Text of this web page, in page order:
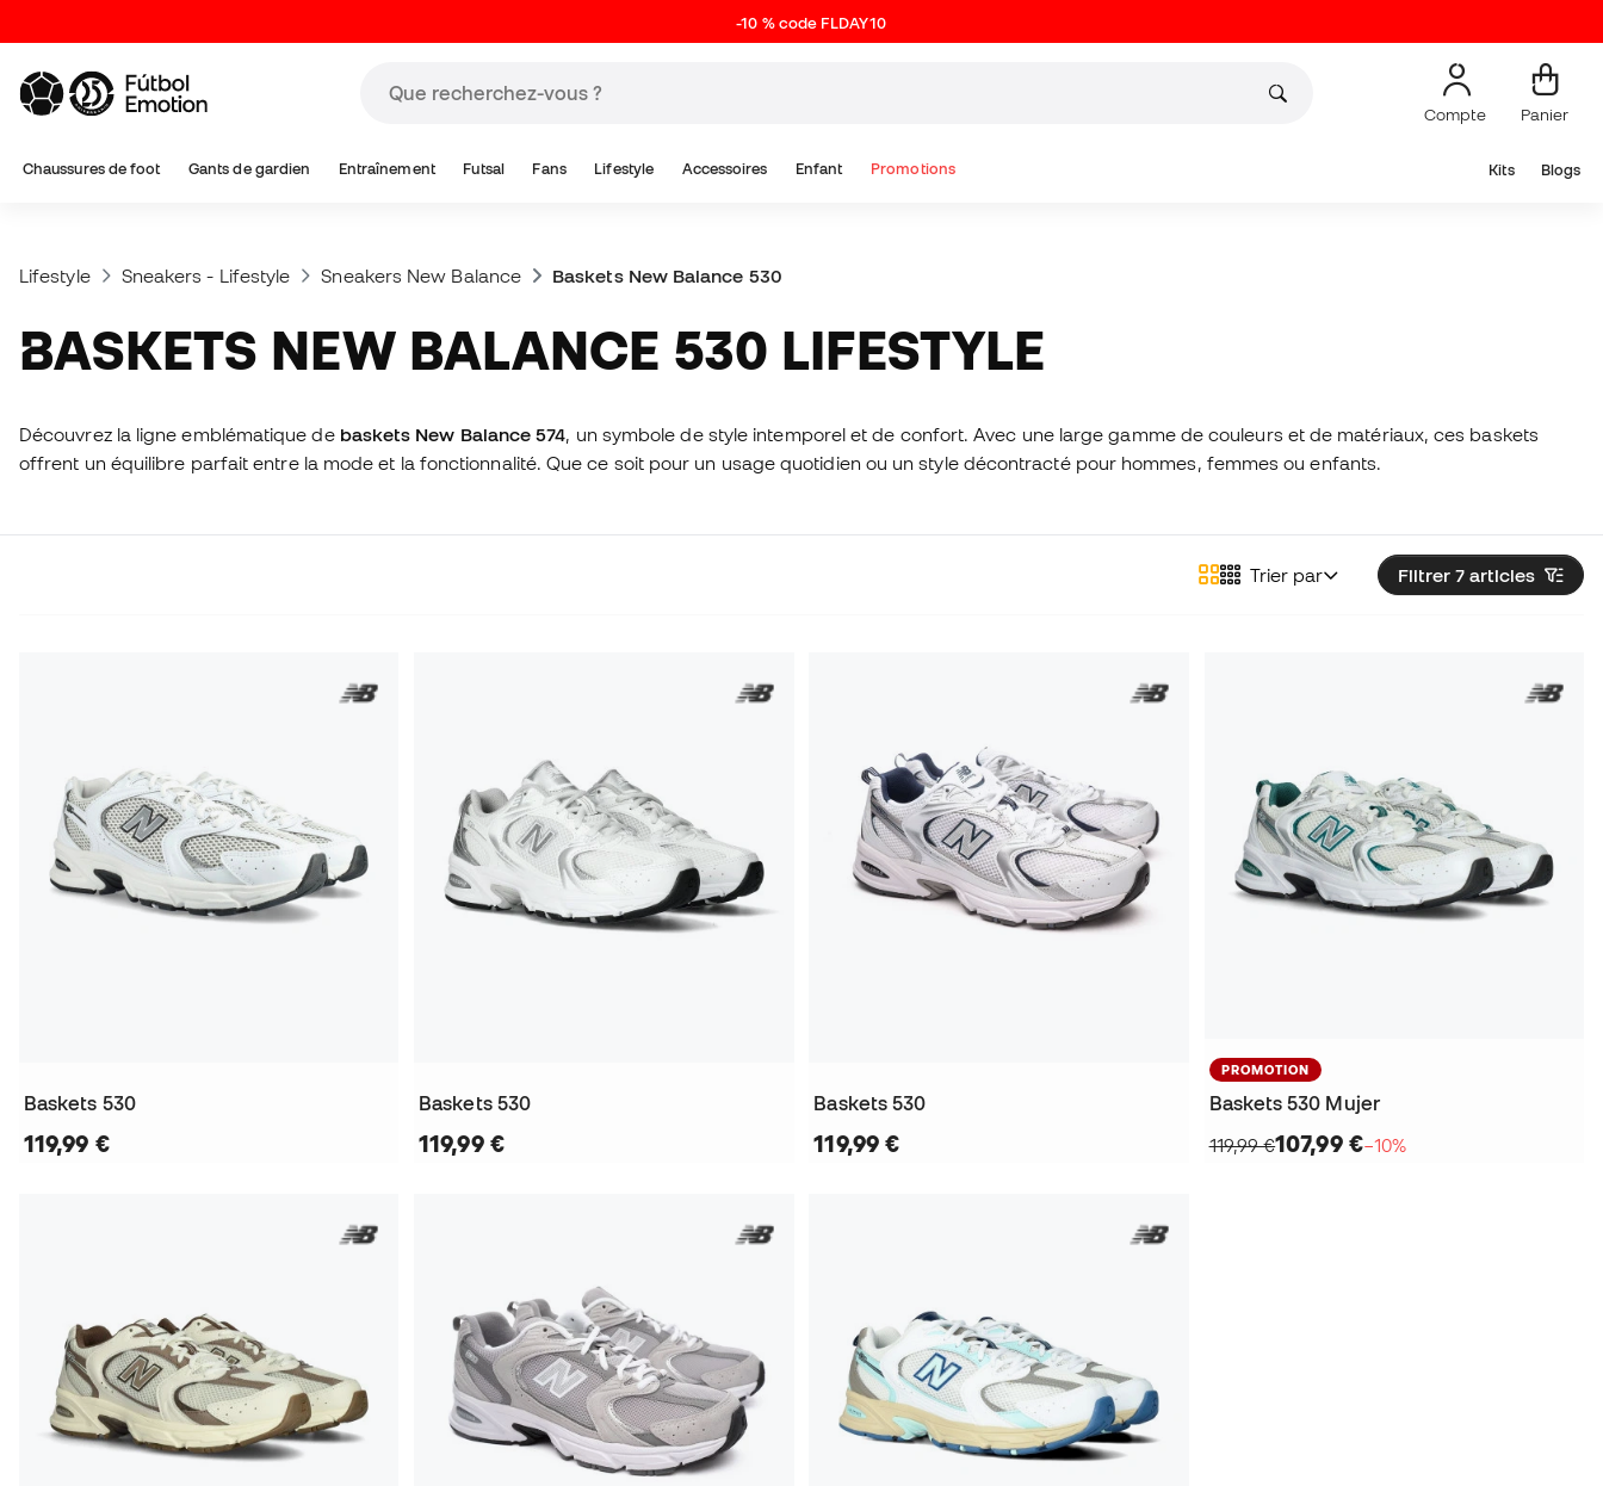
-10 % code FLDAY10
Compte Panier
Chaussures de foot Gants de gardien Entraînement Futsal Fans Lifestyle Accessoires Enfant Promotions Kits Blogs
Lifestyle Sneakers - Lifestyle Sneakers New Balance Baskets New Balance 530
BASKETS NEW BALANCE 530 LIFESTYLE
Découvrez la ligne emblématique de baskets New Balance 574, un symbole de style intemporel et de confort. Avec une large gamme de couleurs et de matériaux, ces baskets
offrent un équilibre parfait entre la mode et la fonctionnalité. Que ce soit pour un usage quotidien ou un style décontracté pour hommes, femmes ou enfants.
Filtrer 7 articles
Trier par
Baskets 530
119,99 €
Baskets 530
119,99 €
Baskets 530
119,99 €
PROMOTION
Baskets 530 Mujer
119,99 €107,99 €−10%